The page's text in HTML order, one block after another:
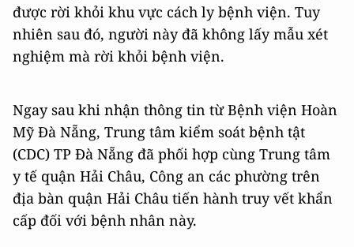
được rời khỏi khu vực cách ly bệnh viện. Tuy
nhiên sau đó, người này đã không lấy mẫu xét
nghiệm mà rời khỏi bệnh viện.
Ngay sau khi nhận thông tin từ Bệnh viện Hoàn
Mỹ Đà Nẵng, Trung tâm kiểm soát bệnh tật
(CDC) TP Đà Nẵng đã phối hợp cùng Trung tâm
y tế quận Hải Châu, Công an các phường trên
địa bàn quận Hải Châu tiến hành truy vết khẩn
cấp đối với bệnh nhân này.